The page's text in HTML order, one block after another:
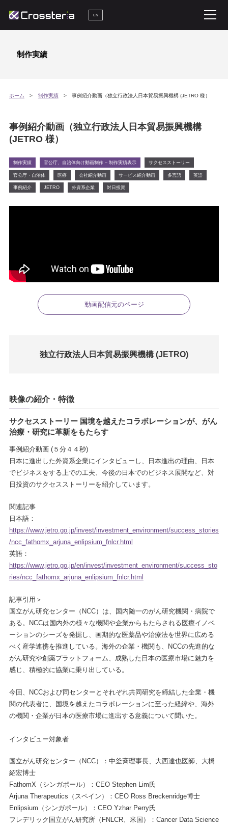
EN
制作実績
ホーム 制作実績 事例紹介動画（独立行政法人日本貿易振興機構 (JETRO 様）
事例紹介動画（独立行政法人日本貿易振興機構
(JETRO 様）
制作実績 官公庁、自治体向け動画制作 – 制作実績表示 サクセスストーリー
官公庁・自治体 医療 会社紹介動画 サービス紹介動画 多言語 英語
事例紹介 JETRO 外資系企業 対日投資
動画配信元のページ
独立行政法人日本貿易振興機構 (JETRO)
映像の紹介・特徴
サクセスストーリー 国境を越えたコラボレーションが、がん
治療・研究に革新をもたらす
事例紹介動画 (５分４４秒)
日本に進出した外資系企業にインタビューし、日本進出の理由、日本
でビジネスをする上での工夫、今後の日本でのビジネス展開など、対
日投資のサクセスストーリーを紹介しています。
関連記事
日本語：
https://www.jetro.go.jp/invest/investment_environment/success_stories
/ncc_fathomx_arjuna_enlipsium_fnlcr.html
英語：
https://www.jetro.go.jp/en/invest/investment_environment/success_sto
ries/ncc_fathomx_arjuna_enlipsium_fnlcr.html
記事引用＞
国立がん研究センター（NCC）は、国内随一のがん研究機関・病院で
ある。NCCは国内外の様々な機関や企業からもたらされる医療イノベ
ーションのシーズを発掘し、画期的な医薬品や治療法を世界に広める
べく産学連携を推進している。海外の企業・機関も、NCCの先進的な
がん研究や創薬プラットフォーム、成熟した日本の医療市場に魅力を
感じ、積極的に協業に乗り出している。
今回、NCCおよび同センターとそれぞれ共同研究を締結した企業・機
関の代表者に、国境を越えたコラボレーションに至った経緯や、海外
の機関・企業が日本の医療市場に進出する意義について聞いた。
インタビュー対象者
国立がん研究センター（NCC）：中釜斉理事長、大西達也医師、大橋
紹宏博士
FathomX（シンガポール）：CEO Stephen Lim氏
Arjuna Therapeutics（スペイン）：CEO Ross Breckenridge博士
Enlipsium（シンガポール）：CEO Yzhar Perry氏
フレデリック国立がん研究所（FNLCR、米国）：Cancer Data Science